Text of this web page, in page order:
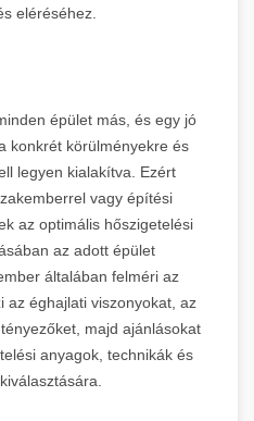
eléréséhez.
épület más, és egy jó
konkrét körülményekre és
legyen kialakítva. Ezért
vagy építési
az optimális hőszigetelési
az adott épület
általában felméri az
az éghajlati viszonyokat, az
majd ajánlásokat
anyagok, technikák és